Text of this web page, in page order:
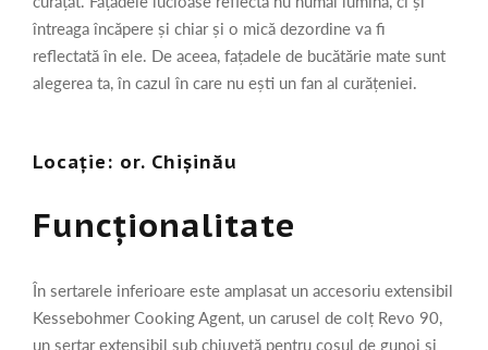
întreaga încăpere și chiar și o mică dezordine va fi
reflectată în ele. De aceea, fațadele de bucătărie mate sunt
alegerea ta, în cazul în care nu ești un fan al curățeniei.
Locație: or. Chișinău
Funcționalitate
În sertarele inferioare este amplasat un accesoriu extensibil
Kessebohmer Cooking Agent, un carusel de colț Revo 90,
un sertar extensibil sub chiuvetă pentru coșul de gunoi și